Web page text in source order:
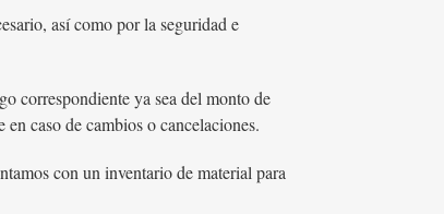
así como por la seguridad e
correspondiente ya sea del monto de
caso de cambios o cancelaciones.
con un inventario de material para